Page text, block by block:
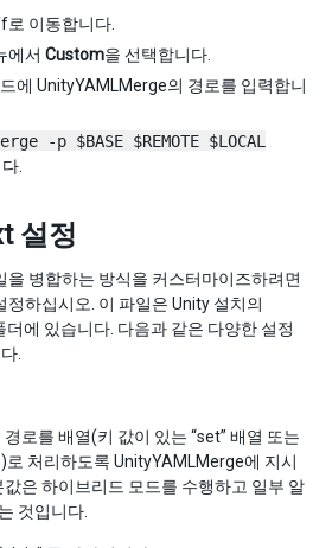
이동합니다.
에서 Custom을 선택합니다.
에 UnityYAMLMerge의 경로를 입력합니
-p $BASE $REMOTE $LOCAL
.
설정
병합하는 방식을 커스터마이즈하려면
하십시오. 이 파일은 Unity 설치의
더에 있습니다. 다음과 같은 다양한 설정
.
로를 배열(키 값이 있는 “set” 배열 또는
로 처리하도록 UnityYAMLMerge에 지시
은 하이브리드 모드를 수행하고 일부 알
것입니다.